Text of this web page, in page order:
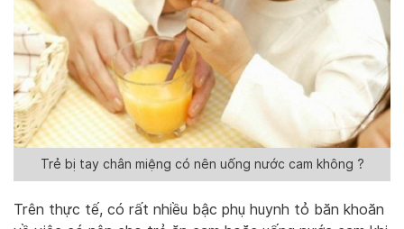
Trẻ bị tay chân miệng có nên uống nước cam không ?
Trên thực tế, có rất nhiều bậc phụ huynh tỏ băn khoăn